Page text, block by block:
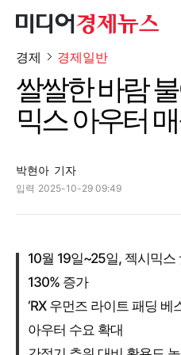
경제 경제일반
쌀쌀한 바람
믹스 아우터
박현아 기자
입력 2025-10-29 09:49
10월 19일~25일, 젝시믹스
130% 증가
‘RX 우먼즈 라이트 패딩 베
아우터 수요 확대